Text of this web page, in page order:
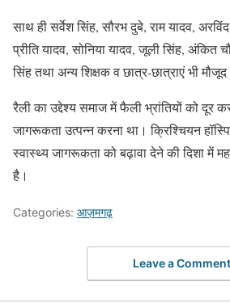
साथ ही सर्वेश सिंह, सौरभ दुबे, राम यादव,
प्रीति यादव, सोनिया यादव, जूली सिंह, अंकित
सिंह तथा अन्य शिक्षक व छात्र-छात्राएं भी मौजूद
रैली का उद्देश्य समाज में फैली भ्रांतियों को दूर
जागरूकता उत्पन्न करना था। क्रिश्चियन
स्वास्थ्य जागरूकता को बढ़ावा देने की दिशा में
है।
Categories: आज़मगढ़
Leave a Comment